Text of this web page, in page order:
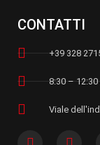
CONTATTI
+39 328
8:30 –
Viale